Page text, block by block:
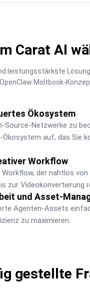
Carat AI
leistungsstärkste
Moltbook-
Ökosystem
Source-Netzwerke zu
Ökosystem auf, das Sie
Workflow
Workflow, der nahtlos von
zur Videokonvertierung
und Asset-
Agenten-Assets
zu maximieren.
gestellte